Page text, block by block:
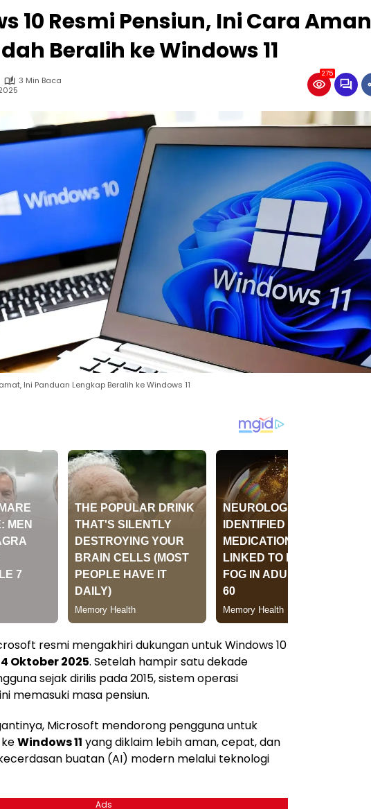
10 Resmi Pensiun, Ini Cara Aman
Beralih ke Windows 11
3 Min Baca
275
Ini Panduan Lengkap Beralih ke Windows 11
resmi mengakhiri dukungan untuk Windows 10
Oktober 2025. Setelah hampir satu dekade
sejak dirilis pada 2015, sistem operasi
memasuki masa pensiun.
Microsoft mendorong pengguna untuk
Windows 11 yang diklaim lebih aman, cepat, dan
buatan (AI) modern melalui teknologi
Ads